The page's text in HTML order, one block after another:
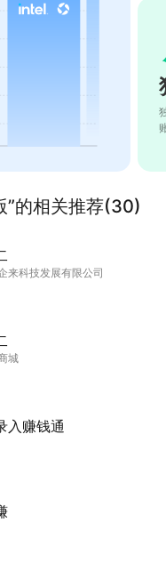
”的相关推荐(30)
来科技发展有限公司
城
入赚钱通